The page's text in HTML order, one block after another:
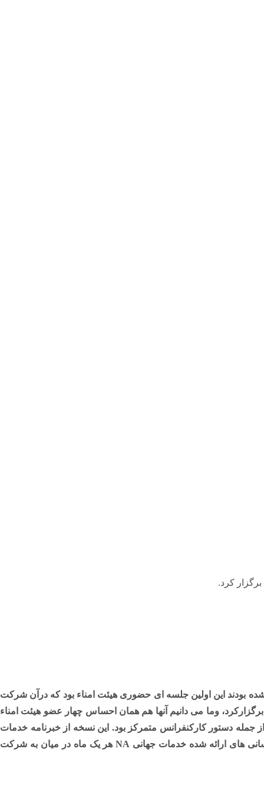
از گذشت دو سال برای اولین بارهیئت امناء جلسه حضوری برگزار کرد. برای چهار عضوی که در سال ۲۰۲۰ انتخاب شده بودند این اولین جلسه ای حضوری هیئت امناء بود که درآن شرکت
وما می دانیم آنها هم همان احساس چهار عضو هیئت امناء
بیشتر زمان جلسه ما روی برنامه های کنفرانس خدمات جهانی، ۲۰۲۳ از جمله دستور کارکنفرانس متمرکز بود. این نسخه از خبرنامه خدمات
وب و به روزرسانی های ارائه شده خدمات جهانی NA هر یک ماه در میان به شرکت